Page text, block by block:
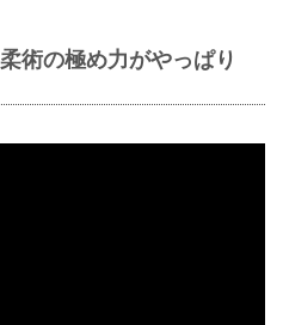
術の極め力がやっぱり